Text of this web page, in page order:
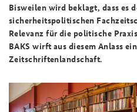
Team
Sicherheitspolitische
Beirat
Praktika an der BAKS
Methodenseminar Strategische
Fachseminar Digitalisierung
Fachseminar Desinformation
Deutsches Forum
Arbeitspapiere
Pressespiegel und
Ansprechpartner für Presse-
Newsletter-Archiv
Bisweilen wird beklagt, dass es
sicherheitspolitischen
Relevanz für die politische
BAKS wirft aus diesem Anlass
Zeitschriftenlandschaft.